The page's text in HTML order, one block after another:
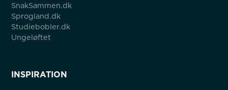
SnakSammen.dk
Sprogland.dk
Studiebobler.dk
Ungeløftet
INSPIRATION